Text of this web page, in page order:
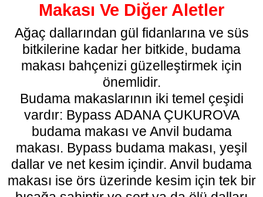
Makası Ve Diğer Aletler
Ağaç dallarından gül fidanlarına ve süs
bitkilerine kadar her bitkide, budama
makası bahçenizi güzelleştirmek için
önemlidir.
Budama makaslarının iki temel çeşidi
vardır: Bypass ADANA ÇUKUROVA
budama makası ve Anvil budama
makası. Bypass budama makası, yeşil
dallar ve net kesim içindir. Anvil budama
makası ise örs üzerinde kesim için tek bir